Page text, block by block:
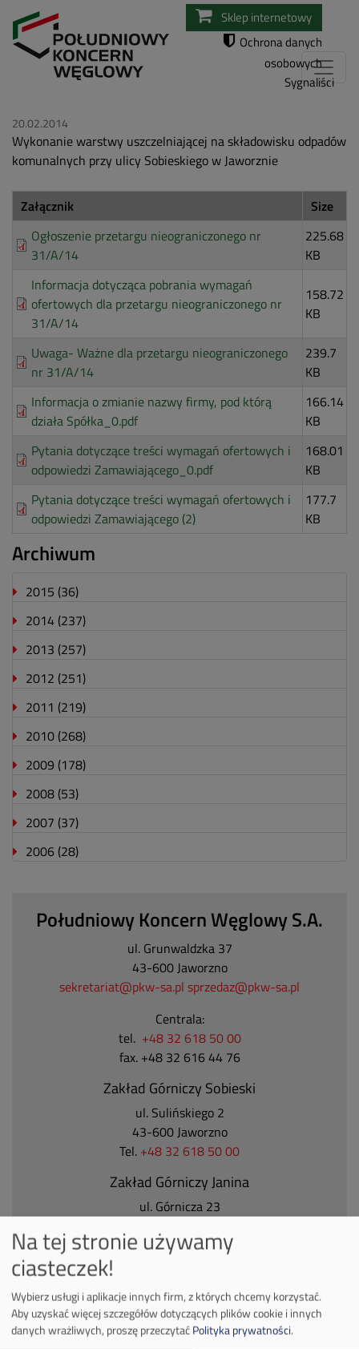
Przejdź
do
Sklep internetowy
Ochrona danych
osobowych
Sygnaliści
20.02.2014
Wykonanie warstwy uszczelniającej na składowisku odpadów
komunalnych przy ulicy Sobieskiego w Jaworznie
Załącznik
Size
Ogłoszenie przetargu nieograniczonego nr
31/A/14
225.68
KB
Informacja dotycząca pobrania wymagań
ofertowych dla przetargu nieograniczonego nr
31/A/14
158.72
KB
Uwaga- Ważne dla przetargu nieograniczonego
nr 31/A/14
239.7
KB
Informacja o zmianie nazwy firmy, pod którą
działa Spółka_0.pdf
166.14
KB
Pytania dotyczące treści wymagań ofertowych i
odpowiedzi Zamawiającego_0.pdf
168.01
KB
Pytania dotyczące treści wymagań ofertowych i
odpowiedzi Zamawiającego (2)
177.7
KB
Archiwum
2015 (36)
2014 (237)
2013 (257)
2012 (251)
2011 (219)
2010 (268)
2009 (178)
2008 (53)
2007 (37)
2006 (28)
Południowy Koncern Węglowy S.A.
ul. Grunwaldzka 37
43-600 Jaworzno
sekretariat@pkw-sa.pl sprzedaz@pkw-sa.pl
Centrala:
tel. +48 32 618 50 00
fax. +48 32 616 44 76
Zakład Górniczy Sobieski
ul. Sulińskiego 2
43-600 Jaworzno
Tel. +48 32 618 50 00
Zakład Górniczy Janina
ul. Górnicza 23
Tel. +48 32 627 00 00
Zakład Górniczy Brzeszcze
ul.Kościuszki 1
32-620 Brzeszcze
tel.+48 32 716 53 00
Na tej stronie używamy
ciasteczek!
Wybierz usługi i aplikacje innych firm, z których chcemy korzystać.
Aby uzyskać więcej szczegółów dotyczących plików cookie i innych
danych wrażliwych, proszę przeczytaćPolityka prywatności.